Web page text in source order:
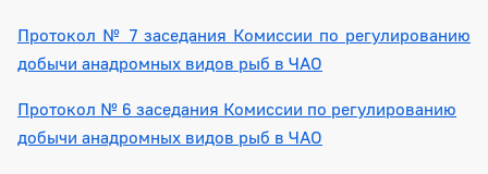
Протокол № 7 заседания Комиссии по регулированию
добычи анадромных видов рыб в ЧАО
Протокол № 6 заседания Комиссии по регулированию
добычи анадромных видов рыб в ЧАО